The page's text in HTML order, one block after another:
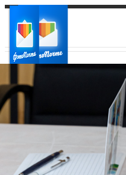
Ваш регион доставки
Выберите из списка: